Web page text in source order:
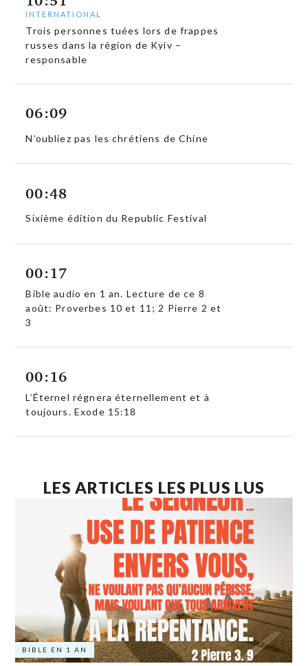
INTERNATIONAL
Trois personnes tuées lors de frappes
russes dans la région de Kyiv –
responsable
06:09
N’oubliez pas les chrétiens de Chine
00:48
Sixième édition du Republic Festival
00:17
Bible audio en 1 an. Lecture de ce 8
août: Proverbes 10 et 11; 2 Pierre 2 et
3
00:16
L’Éternel régnera éternellement et à
toujours. Exode 15:18
LES ARTICLES LES PLUS LUS
BIBLE EN 1 AN